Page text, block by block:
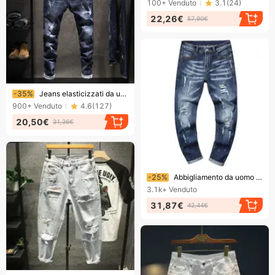
100+ Venduto 3.1 (24)
22,26€ 57,90€
Finendo presto!
-35%
Jeans elasticizzati da uomo, strappati, alla moda, versatili, semplici e aderenti.
900+ Venduto 4.6(127)
20,50€ 31,36€
Finendo presto!
-25%
Abbigliamento da uomo Jeans aderenti elasticizzati con piccoli strappi e ricami da uomo Pantaloni da uomo con strisce di vernice e toppe di vernice
3.1k+ Venduto
31,87€ 42,44€